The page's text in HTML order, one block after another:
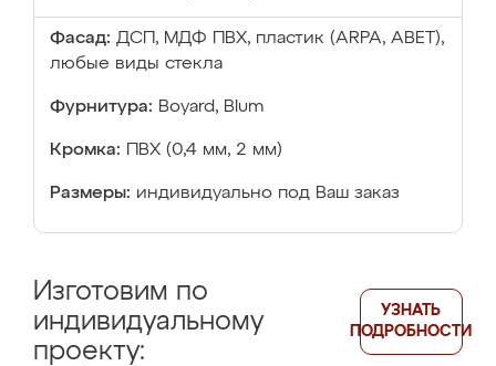
Фасад: ДСП, МДФ ПВХ, пластик (ARPA, ABET),
любые виды стекла
Фурнитура: Boyard, Blum
Кромка: ПВХ (0,4 мм, 2 мм)
Размеры: индивидуально под Ваш заказ
Изготовим по
индивидуальному
проекту:
УЗНАТЬ
ПОДРОБНОСТИ